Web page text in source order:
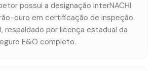
possui a designação InterNACHI
ouro em certificação de inspeção
respaldado por licença estadual da
E&O completo.